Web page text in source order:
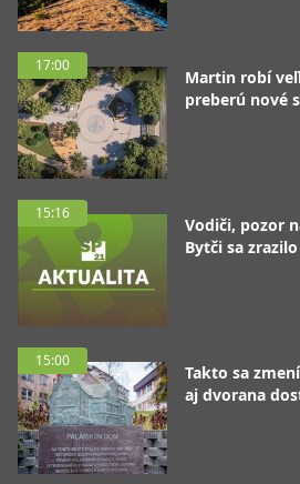
17:00
Martin robí
preberú nové
15:16
Vodiči, pozor
Bytči sa
15:00
Takto sa
aj dvorana